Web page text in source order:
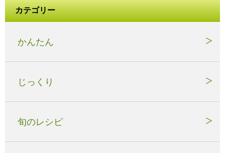
カテゴリー
かんたん
じっくり
旬のレシピ